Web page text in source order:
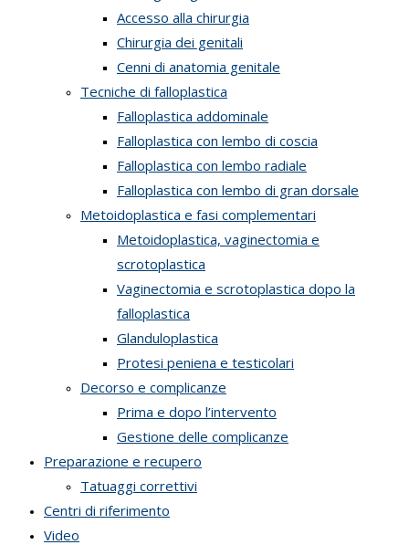
Accesso alla chirurgia
Chirurgia dei genitali
Cenni di anatomia genitale
Tecniche di falloplastica
Falloplastica addominale
Falloplastica con lembo di coscia
Falloplastica con lembo radiale
Falloplastica con lembo di gran dorsale
Metoidoplastica e fasi complementari
Metoidoplastica, vaginectomia e
scrotoplastica
Vaginectomia e scrotoplastica dopo la
falloplastica
Glanduloplastica
Protesi peniena e testicolari
Decorso e complicanze
Prima e dopo l’intervento
Gestione delle complicanze
Preparazione e recupero
Tatuaggi correttivi
Centri di riferimento
Video